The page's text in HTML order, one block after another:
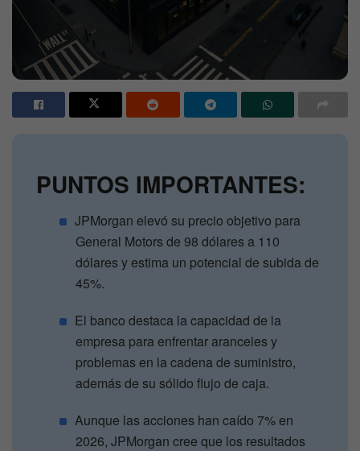
PUNTOS IMPORTANTES:
JPMorgan elevó su precio objetivo para
General Motors de 98 dólares a 110
dólares y estima un potencial de subida de
45%.
El banco destaca la capacidad de la
empresa para enfrentar aranceles y
problemas en la cadena de suministro,
además de su sólido flujo de caja.
Aunque las acciones han caído 7% en
2026, JPMorgan cree que los resultados